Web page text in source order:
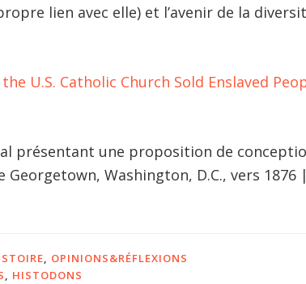
lien avec elle) et l’avenir de la
U.S. Catholic Church Sold Enslaved
présentant une proposition de
Washington, D.C., vers 1876 |
, OPINIONS&RÉFLEXIONS
, HISTODONS